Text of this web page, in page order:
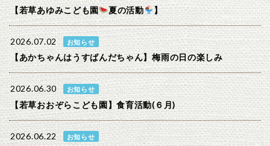
【若草あゆみこども園 夏の活動 】
2026.07.02 お知らせ
【あかちゃんはうすぱんだちゃん】梅雨の日の楽しみ
2026.06.30 お知らせ
【若草おおぞらこども園】食育活動(６月)
2026.06.22 お知らせ